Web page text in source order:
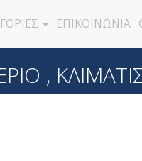
ΕΠΙΚΟΙΝΩΝΙΑ
,